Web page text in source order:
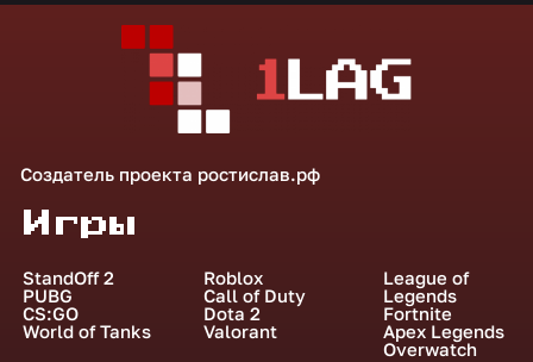
Создатель проекта ростислав.рф
Игры
StandOff 2
PUBG
CS:GO
World of Tanks
Roblox
Call of Duty
Dota 2
Valorant
League of
Legends
Fortnite
Apex Legends
Overwatch